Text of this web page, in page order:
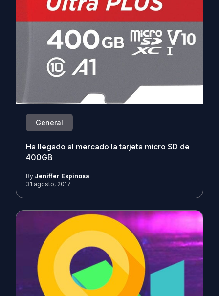
General
Ha llegado al mercado la tarjeta micro SD de
400GB
By Jeniffer Espinosa
31 agosto, 2017